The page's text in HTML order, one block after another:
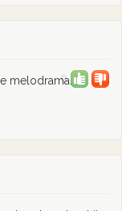
melodrama.
0